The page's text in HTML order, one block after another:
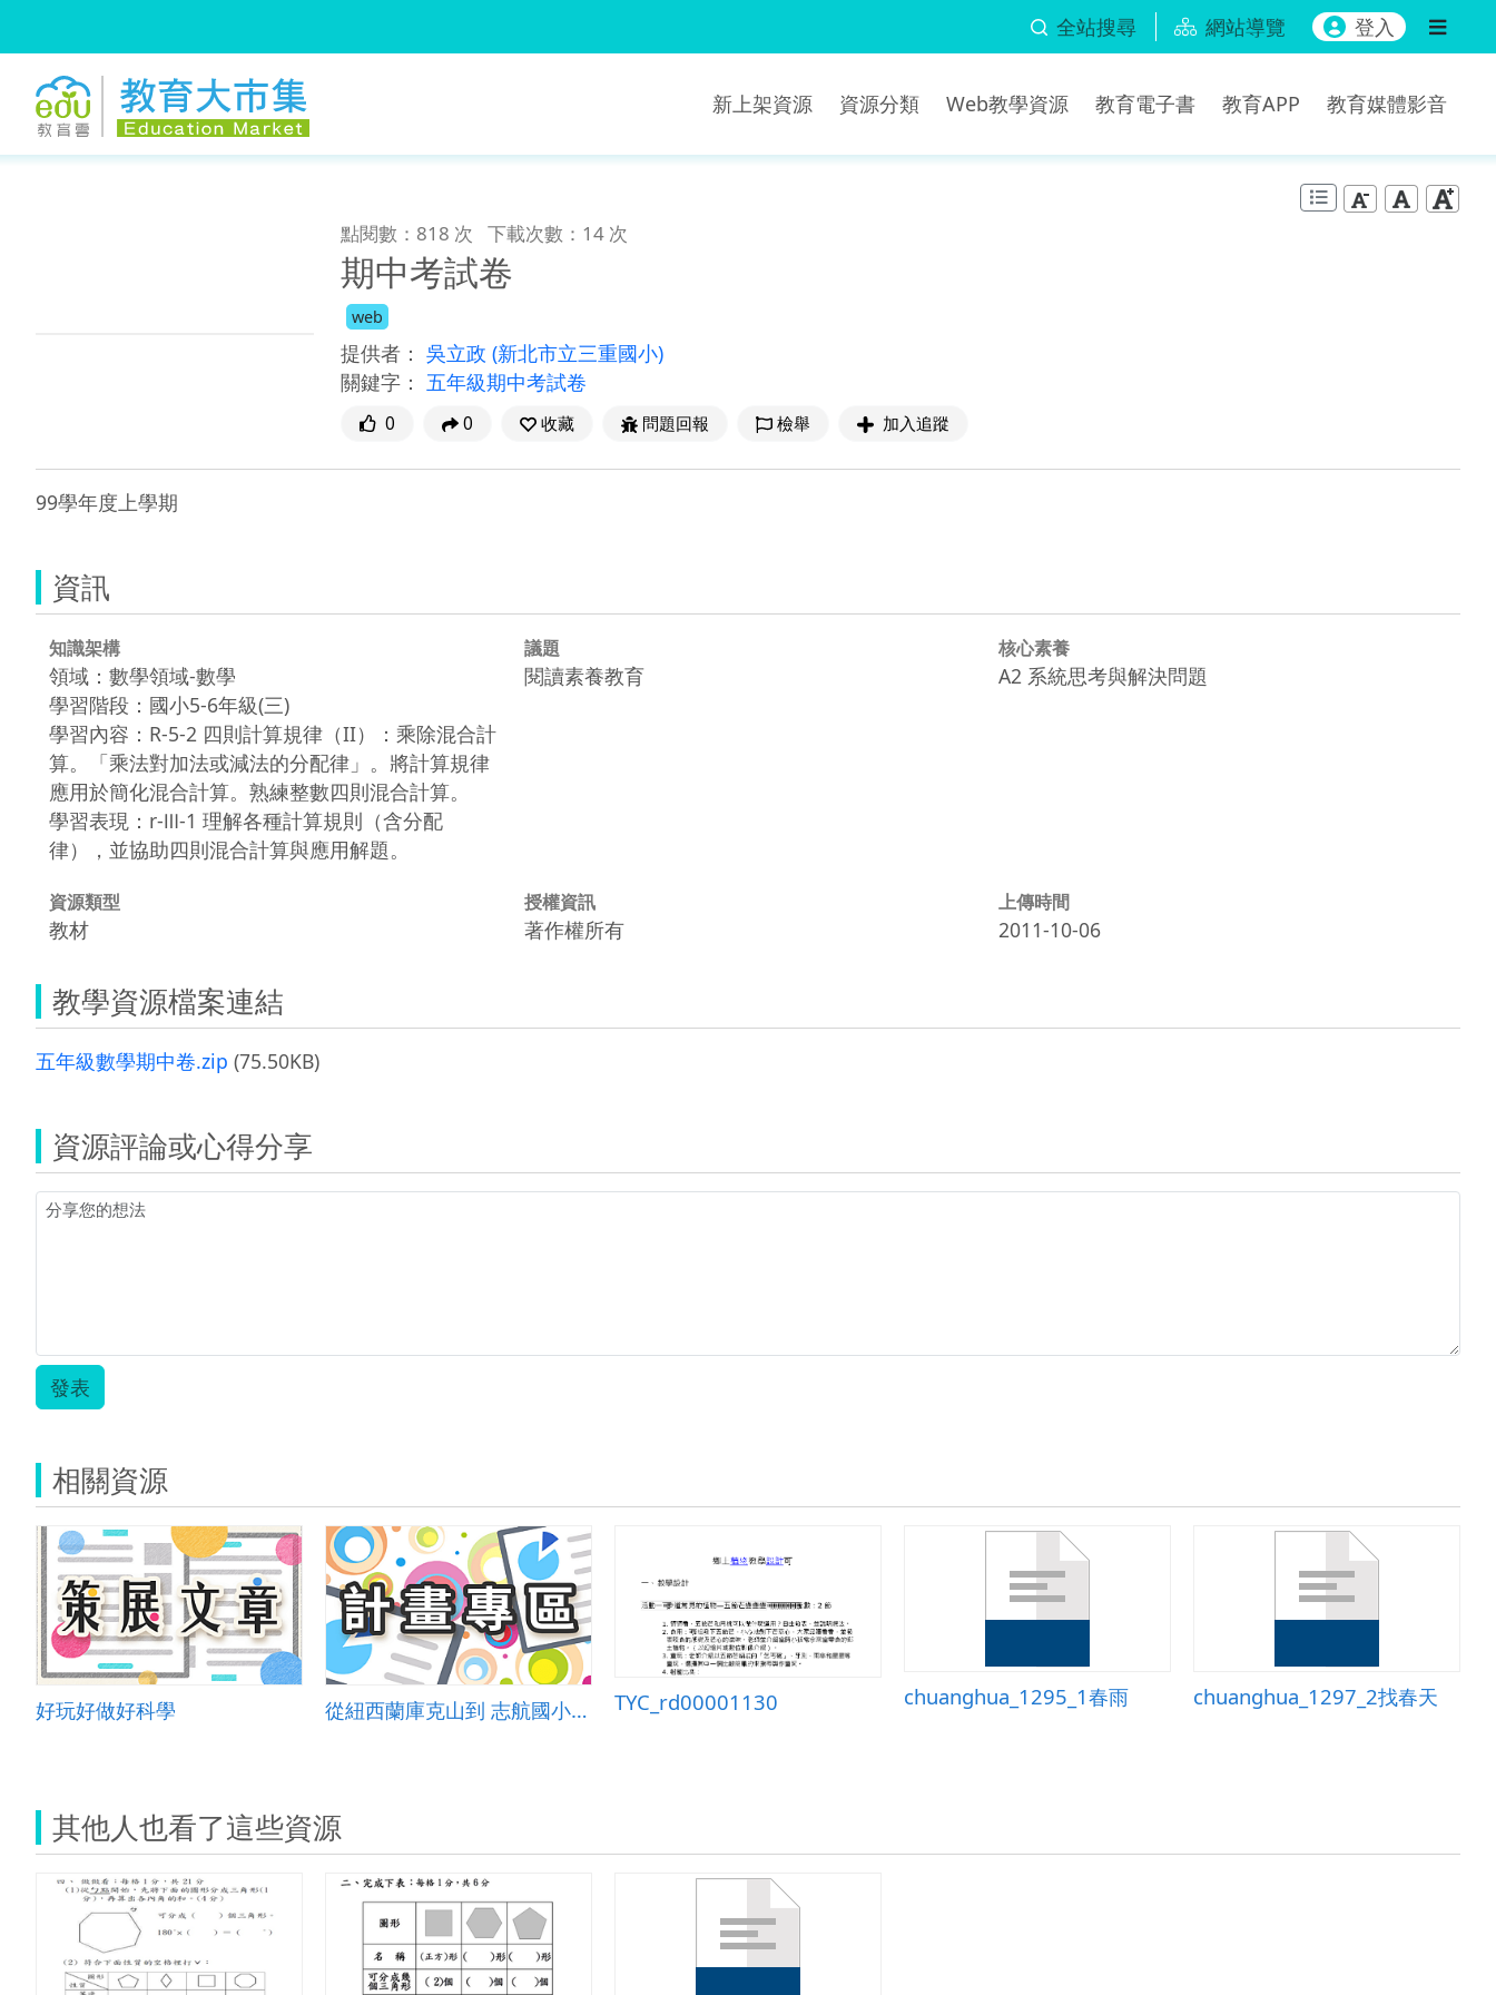
全站搜尋 網站導覽 登入
新上架資源 資源分類 Web教學資源 教育電子書 教育APP 教育媒體影音
點閱數：818 次 下載次數：14 次
期中考試卷
web
提供者： 吳立政 (新北市立三重國小)
關鍵字： 五年級期中考試卷
0 0 收藏 問題回報 檢舉 加入追蹤
99學年度上學期
資訊
知識架構
領域：數學領域-數學
學習階段：國小5-6年級(三)
學習內容：R-5-2 四則計算規律（II）：乘除混合計
算。「乘法對加法或減法的分配律」。將計算規律
應用於簡化混合計算。熟練整數四則混合計算。
學習表現：r-Ⅲ-1 理解各種計算規則（含分配
律），並協助四則混合計算與應用解題。
議題
閱讀素養教育
核心素養
A2 系統思考與解決問題
資源類型
教材
授權資訊
著作權所有
上傳時間
2011-10-06
教學資源檔案連結
五年級數學期中卷.zip (75.50KB)
資源評論或心得分享
發表
相關資源
好玩好做好科學 從紐西蘭庫克山到 志航國小升旗台 TYC_rd00001130 chuanghua_1295_1春雨 chuanghua_1297_2找春天
其他人也看了這些資源